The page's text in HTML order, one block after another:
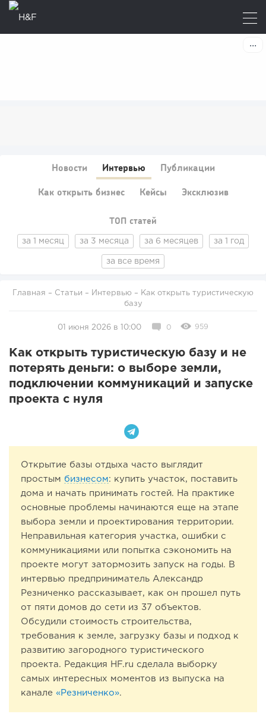
Новости Интервью Публикации
Как открыть бизнес Кейсы Эксклюзив
ТОП статей
за 1 месяц за 3 месяца за 6 месяцев за 1 год
за все время
Главная – Статьи – Интервью
базу
01 июня 2026 в 10:00 0 959
Как открыть туристическую базу и не
потерять деньги: о выборе земли,
подключении коммуникаций и запуске
проекта с нуля
Открытие базы отдыха часто выглядит
простым бизнесом: купить участок, поставить
дома и начать принимать гостей. На практике
основные проблемы начинаются еще на этапе
выбора земли и проектирования территории.
Неправильная категория участка, ошибки с
коммуникациями или попытка сэкономить на
проекте могут затормозить запуск на годы. В
интервью предприниматель Александр
Резниченко рассказывает, как он прошел путь
от пяти домов до сети из 37 объектов.
Обсудили стоимость строительства,
требования к земле, загрузку базы и подход к
развитию загородного туристического
проекта. Редакция HF.ru сделала выборку
самых интересных моментов из выпуска на
канале «Резниченко».